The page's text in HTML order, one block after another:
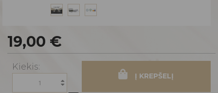
19,00 €
Kiekis:
Į KREPŠELĮ